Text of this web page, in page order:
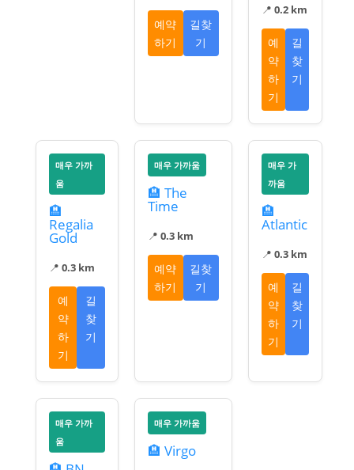
예약
하기
길찾
기
📍 0.2 km
예
약
하
기
길
찾
기
매우 가까
움
🏨
Regalia
Gold
📍 0.3 km
예
약
하
기
길
찾
기
매우 가까움
🏨 The
Time
📍 0.3 km
예약
하기
길찾
기
매우 가
까움
🏨
Atlantic
📍 0.3 km
예
약
하
기
길
찾
기
매우 가까
움
매우 가까움
🏨 Virgo